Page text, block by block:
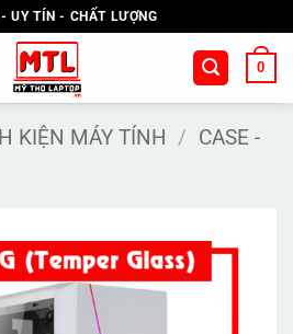
UY TÍN - CHẤT LƯỢNG
0
KIỆN MÁY TÍNH / CASE -